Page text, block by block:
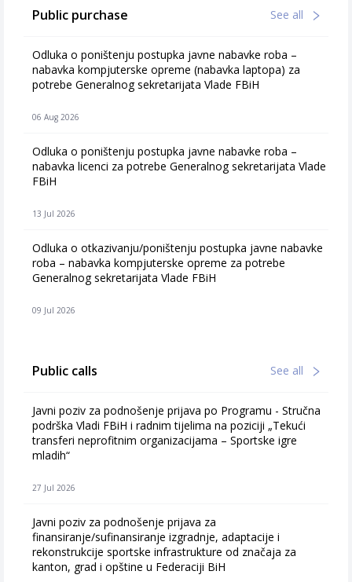
Public purchase See all
Odluka o poništenju postupka javne nabavke roba –
nabavka kompjuterske opreme (nabavka laptopa) za
potrebe Generalnog sekretarijata Vlade FBiH
06 Aug 2026
Odluka o poništenju postupka javne nabavke roba –
nabavka licenci za potrebe Generalnog sekretarijata Vlade
FBiH
13 Jul 2026
Odluka o otkazivanju/poništenju postupka javne nabavke
roba – nabavka kompjuterske opreme za potrebe
Generalnog sekretarijata Vlade FBiH
09 Jul 2026
Public calls See all
Javni poziv za podnošenje prijava po Programu - Stručna
podrška Vladi FBiH i radnim tijelima na poziciji „Tekući
transferi neprofitnim organizacijama – Sportske igre
mladih“
27 Jul 2026
Javni poziv za podnošenje prijava za
finansiranje/sufinansiranje izgradnje, adaptacije i
rekonstrukcije sportske infrastrukture od značaja za
kanton, grad i opštine u Federaciji BiH